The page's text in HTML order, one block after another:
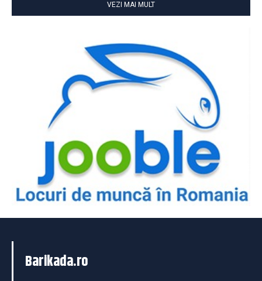
VEZI MAI MULT
Barikada.ro